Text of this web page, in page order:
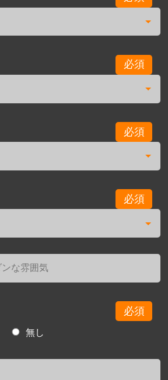
必須
必須
必須
必須
無し